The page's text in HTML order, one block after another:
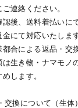
連絡ください。
後、送料着払いに
金にて対応いたします
都合による返品・交
は生き物・ナマモノ
します。
換について（生体）